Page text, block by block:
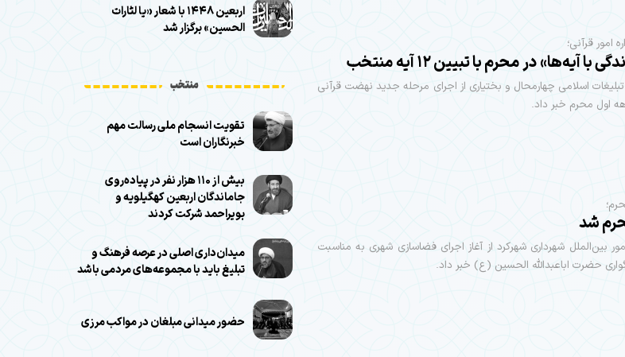
امور قرآنی؛
آیه‌ها» در محرم با تبیین ۱۲ آیه منتخب
تبلیغات اسلامی چهارمحال و بختیاری از اجرای مرحله جدید نهضت قرآنی
اول محرم خبر داد.
شد
بین‌الملل شهرداری شهرکرد از آغاز اجرای فضاسازی شهری به مناسبت
حضرت اباعبدالله الحسین (ع) خبر داد.
اربعین ۱۴۴۸ با شعار «یا لثارات
الحسین» برگزار شد
منتخب
تقویت انسجام ملی رسالت مهم
خبرنگاران است
بیش از ۱۱۰ هزار نفر در پیاده‌روی
جاماندگان اربعین کهگیلویه و
بویراحمد شرکت کردند
میدان‌داری اصلی در عرصه فرهنگ و
تبلیغ باید با مجموعه‌های مردمی باشد
حضور میدانی مبلغان در مواکب مرزی